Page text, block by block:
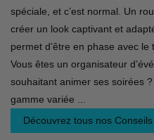
spéciale, et c’est normal. Un
créer un look captivant et
permet d’être en phase avec le
Vous êtes un organisateur
souhaitant animer ses soirées ?
gamme variée
Découvrez tous nos Conseils